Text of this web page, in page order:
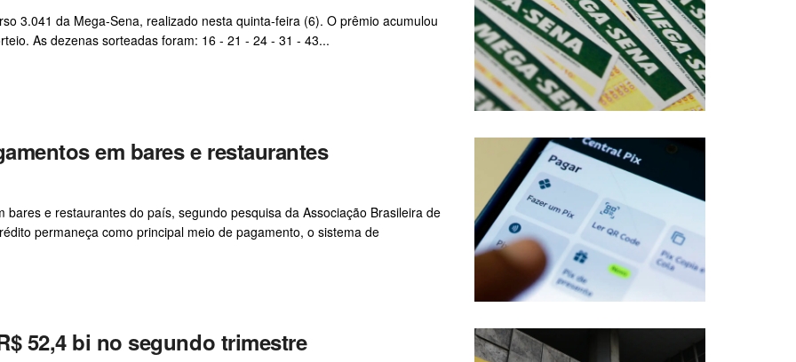
3.041 da Mega-Sena, realizado nesta quinta-feira (6). O prêmio acumulou
As dezenas sorteadas foram: 16 - 21 - 24 - 31 - 43...
em bares e restaurantes
e restaurantes do país, segundo pesquisa da Associação Brasileira de
permaneça como principal meio de pagamento, o sistema de
52,4 bi no segundo trimestre